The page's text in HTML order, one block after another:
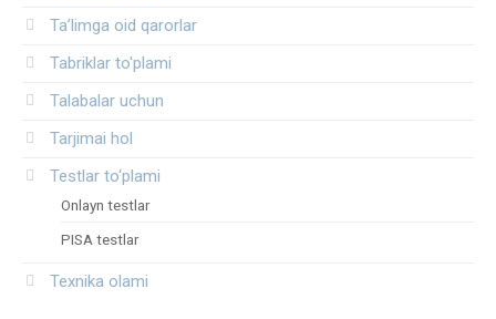
Ta’limga oid qarorlar
Tabriklar to'plami
Talabalar uchun
Tarjimai hol
Testlar to‘plami
Onlayn testlar
PISA testlar
Texnika olami